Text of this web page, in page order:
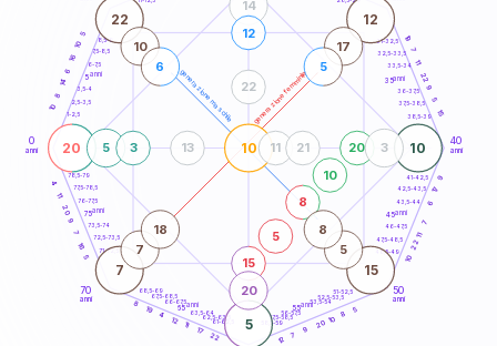
generazione maschile generazione femminile
0
anni
40
anni
50
anni
70
anni
1-2,5
2,5-3,5
3,5-4
6-7,5
7,5-8,5
8,5-9
31-32,5
32,5-33,5
33,5-34
36-37,5
37,5-38,5
38,5-39
41-42,5
42,5-43,5
43,5-44
46-47,5
47,5-48,5
48,5-49
51-52,5
52,5-53,5
53,5-54
56-57,5
57,5-58,5
58,5-59
61-62,5
62,5-63,5
63,5-64
66-67,5
67,5-68,5
68,5-69
71-72,5
72,5-73,5
73,5-74
76-77,5
77,5-78,5
78,5-79
10
8
14
6
16
10
5
19
7
11
22
9
5
15
9
17
6
7
11
22
10
5
8
10
20
9
7
12
22
17
11
12
4
19
8
5
16
7
9
20
11
4
20 10
5
10
22 12
7 15
15
5
8
10
20
5
14
3
20
3
12
11 21
13
22
10
6
17
5
7
18
5
8
5anni
35anni
45anni
55anni
65anni
75anni